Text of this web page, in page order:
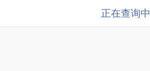
正在查询中